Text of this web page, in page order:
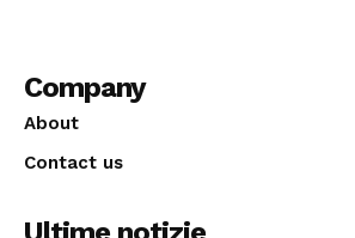
Company
About
Contact us